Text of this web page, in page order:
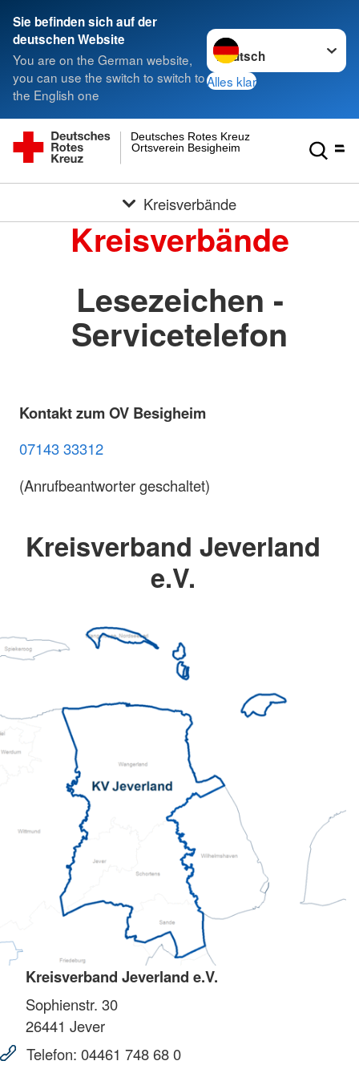
Sie befinden sich auf der
deutschen Website
You are on the German website,
you can use the switch to switch to
the English one
Sprache wechseln zu
Alles klar
Ortsverein Besigheim
Deutsches Rotes Kreuz
Kreisverbände
Kreisverbände
Lesezeichen -
Servicetelefon
Kontakt zum OV Besigheim
07143 33312
(Anrufbeantworter geschaltet)
Kreisverband Jeverland
e.V.
Kreisverband Jeverland e.V.
Sophienstr. 30
26441 Jever
Telefon: 04461 748 68 0